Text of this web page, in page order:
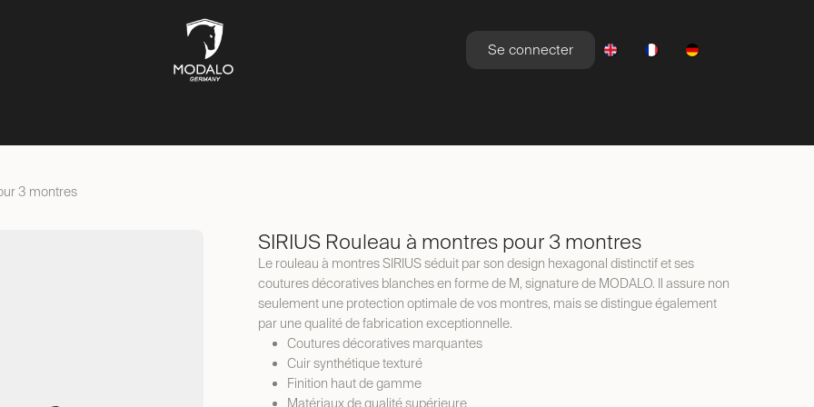
Se connecter
3 montres
SIRIUS Rouleau à montres pour 3 montres
Le rouleau à montres SIRIUS séduit par son design hexagonal distinctif et ses
coutures décoratives blanches en forme de M, signature de MODALO. Il assure non
seulement une protection optimale de vos montres, mais se distingue également
par une qualité de fabrication exceptionnelle.
Coutures décoratives marquantes
Cuir synthétique texturé
Finition haut de gamme
Matériaux de qualité supérieure